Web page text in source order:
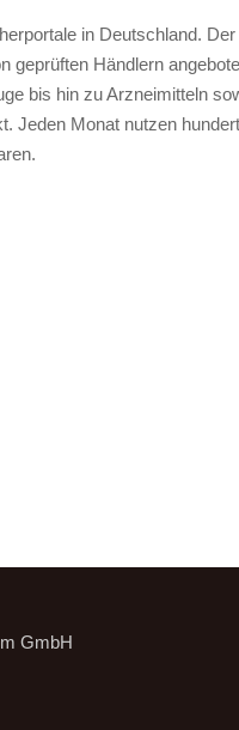
in Deutschland.
geprüften Händlern
bis hin zu Arzneimitteln
Jeden Monat nutzen
GmbH